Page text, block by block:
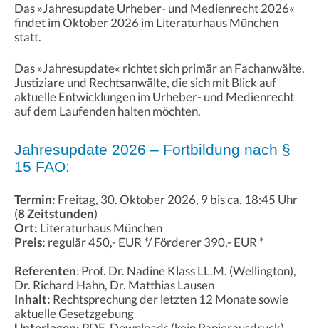
Das »Jahresupdate Urheber- und Medienrecht 2026«
findet im Oktober 2026 im Literaturhaus München
statt.
Das »Jahresupdate« richtet sich primär an Fachanwälte,
Justiziare und Rechtsanwälte, die sich mit Blick auf
aktuelle Entwicklungen im Urheber- und Medienrecht
auf dem Laufenden halten möchten.
Jahresupdate 2026 – Fortbildung nach §
15 FAO:
Termin: Freitag, 30. Oktober 2026, 9 bis ca. 18:45 Uhr
(8 Zeitstunden)
Ort: Literaturhaus München
Preis: regulär 450,- EUR */ Förderer 390,- EUR *
Referenten: Prof. Dr. Nadine Klass LL.M. (Wellington),
Dr. Richard Hahn, Dr. Matthias Lausen
Inhalt: Rechtsprechung der letzten 12 Monate sowie
aktuelle Gesetzgebung